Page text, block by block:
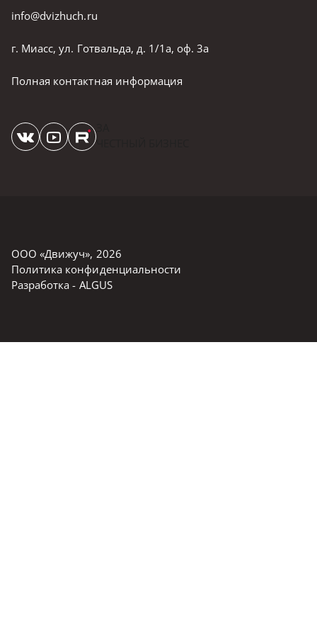
info@dvizhuch.ru
г. Миасс, ул. Готвальда, д. 1/1а, оф. 3а
Полная контактная информация
ООО «Движуч», 2026
Политика конфиденциальности
Разработка - ALGUS